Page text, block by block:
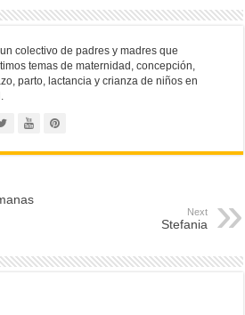
colectivo de padres y madres que
temas de maternidad, concepción,
parto, lactancia y crianza de niños en
Next
Stefania